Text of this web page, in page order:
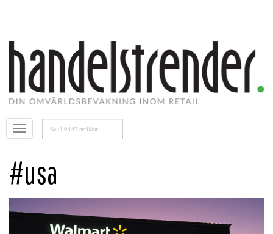
Öppna
menyn
Sök
efter:
#usa